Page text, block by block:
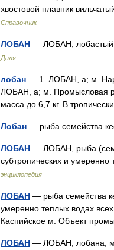
хвостовой плавник
Справочник
ЛОБАН — ЛОБАН,
Даля
лобан — 1. ЛОБАН, а; м.
ЛОБАН, а; м. Промысловая
масса до 6,7 кг. В
Лобан — рыба семейства
ЛОБАН — ЛОБАН, рыба
субтропических и
энциклопедия
ЛОБАН — рыба семейства
умеренно теплых водах
Каспийское м. Объект
ЛОБАН — ЛОБАН, лобана,